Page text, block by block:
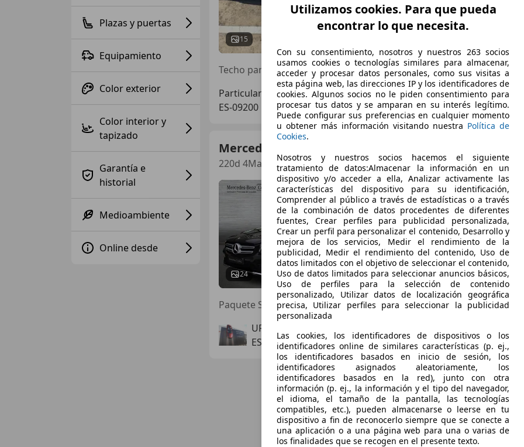
Plazas y puertas
Equipamiento
Color exterior
Color interior y
tapizado
Garantía e
historial
Medioambiente
Online desde
15
Particular
ES-09200 Miranda de Ebro
Mercedes-Benz GLC 220
220d 4Matic Aut.
24
€ 37.000 Sin
05/2019 88.700 km
Paquete Sport, 4WD, Volante multifunción, Cierre centralizado,
URETA MOTOR.
ES-09007 BURGOS
Utilizamos cookies. Para que pueda
encontrar lo que necesita.
Con su consentimiento, nosotros y nuestros 263 socios
usamos cookies o tecnologías similares para almacenar,
acceder y procesar datos personales, como sus visitas a
esta página web, las direcciones IP y los identificadores de
cookies. Algunos socios no le piden consentimiento para
procesar tus datos y se amparan en su interés legítimo.
Puede configurar sus preferencias en cualquier momento
u obtener más información visitando nuestra Política de
Cookies.
Nosotros y nuestros socios hacemos el siguiente
tratamiento de datos:Almacenar la información en un
dispositivo y/o acceder a ella, Analizar activamente las
características del dispositivo para su identificación,
Comprender al público a través de estadísticas o a través
de la combinación de datos procedentes de diferentes
fuentes, Crear perfiles para publicidad personalizada,
Crear un perfil para personalizar el contenido, Desarrollo y
mejora de los servicios, Medir el rendimiento de la
publicidad, Medir el rendimiento del contenido, Uso de
datos limitados con el objetivo de seleccionar el contenido,
Uso de datos limitados para seleccionar anuncios básicos,
Uso de perfiles para la selección de contenido
personalizado, Utilizar datos de localización geográfica
precisa, Utilizar perfiles para seleccionar la publicidad
personalizada
Las cookies, los identificadores de dispositivos o los
identificadores online de similares características (p. ej.,
los identificadores basados en inicio de sesión, los
identificadores asignados aleatoriamente, los
identificadores basados en la red), junto con otra
información (p. ej., la información y el tipo del navegador,
el idioma, el tamaño de la pantalla, las tecnologías
compatibles, etc.), pueden almacenarse o leerse en tu
dispositivo a fin de reconocerlo siempre que se conecte a
una aplicación o a una página web para una o varias de
los finalidades que se recogen en el presente texto.